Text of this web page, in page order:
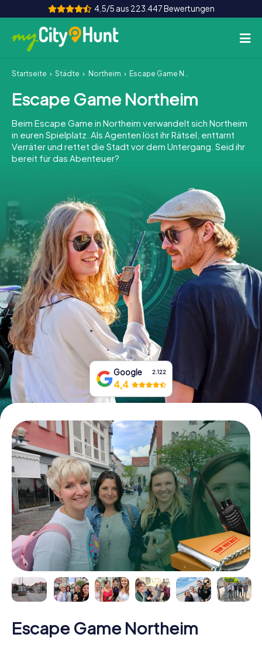
4,5/5 aus 223.447 Bewertungen
So funktioniert's
Städte
Touren
Teamevent
INT AT CH
DE
ES
FR UK
IE
IT
NL
Tickets buchen
Gutscheine bestellen
Startseite Städte Northeim Escape Game Northeim
Escape Game Northeim
Beim Escape Game in Northeim verwandelt sich Northeim
in euren Spielplatz. Als Agenten löst ihr Rätsel, enttarnt
Verräter und rettet die Stadt vor dem Untergang. Seid ihr
bereit für das Abenteuer?
Google 2.122
4,4
Escape Game Northeim